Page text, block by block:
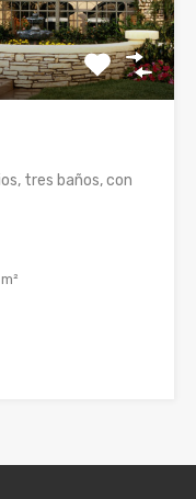
tres baños, con
m²